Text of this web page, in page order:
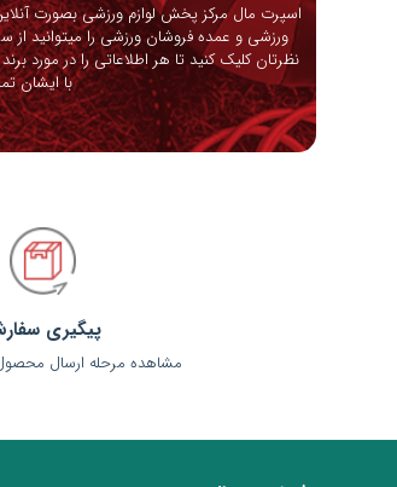
اسپرت مال مرکز پخش لوازم ورزشی بصورت
ورزشی و عمده فروشان ورزشی را میتوانید از
نظرتان کلیک کنید تا هر اطلاعاتی را در مورد
با ایشان
پیگیری
مشاهده مرحله ارسال